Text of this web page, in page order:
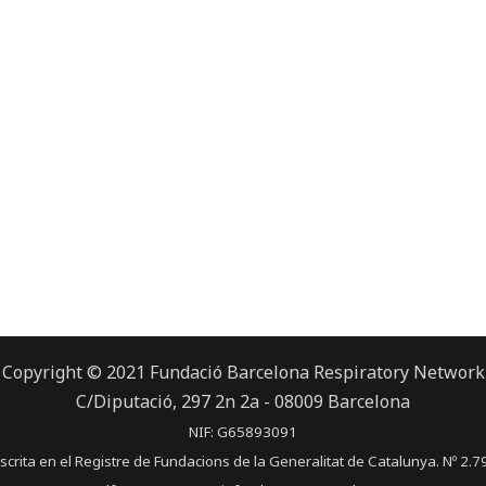
Copyright © 2021 Fundació Barcelona Respiratory Network
C/Diputació, 297 2n 2a - 08009 Barcelona
NIF: G65893091
en el Registre de Fundacions de la Generalitat de Catalunya. Nº